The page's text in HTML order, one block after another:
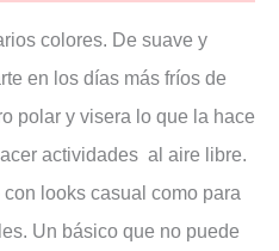
colores. De suave y
en los días más fríos de
polar y visera lo que la hace
actividades al aire libre.
looks casual como para
Un básico que no puede